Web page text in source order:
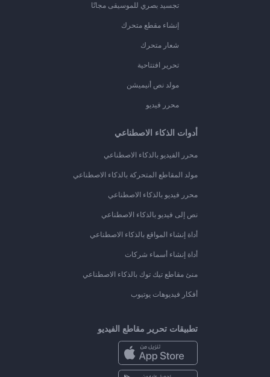
تجسيد بصري للموسيقى مجانًا
إنشاء مقطع متحرك
شعار متحرك
تحرير افتتاحية
مولد نص أنيميشن
محرر فيديو
أدوات الذكاء الاصطناعي
محرر الفيديو بالذكاء الاصطناعي
مولد المقاطع المتحركة بالذكاء الاصطناعي
محرر فيديو بالذكاء الاصطناعي
نص إلى فيديو بالذكاء الاصطناعي
أداة إنشاء المواقع بالذكاء الاصطناعي
أداة إنشاء أسماء شركات
منئ مقاطع تيك توك بالذكاء الاصطناعي
أفكار فيديوهات يوتيوب
تطبيقات تحرير مقاطع الفيديو